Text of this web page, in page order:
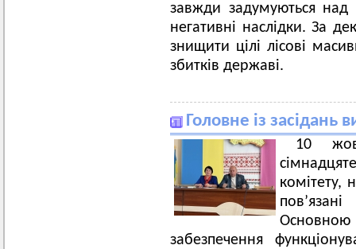
завжди задумуються
негативні наслідки. За
знищити цілі лісові
збитків державі.
Головне із засідань
10
комітету,
забезпечення